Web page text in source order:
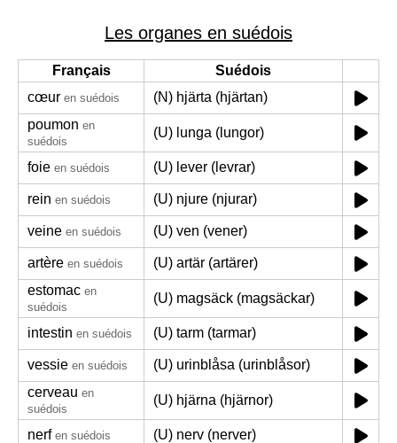
Les organes en suédois
Français
Suédois
cœur en suédois
(N) hjärta (hjärtan)
poumon en
suédois
(U) lunga (lungor)
foie en suédois (U) lever (levrar)
rein en suédois (U) njure (njurar)
veine en suédois (U) ven (vener)
artère en suédois
(U) artär (artärer)
estomac en
suédois
(U) magsäck (magsäckar)
intestin en suédois (U) tarm (tarmar)
vessie en suédois
(U) urinblåsa (urinblåsor)
cerveau en
suédois
(U) hjärna (hjärnor)
nerf en suédois
(U) nerv (nerver)